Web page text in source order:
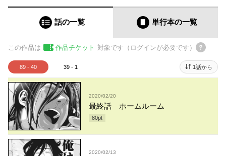
話の一覧 単行本の一覧
この作品は 作品チケット 対象です（ログインが必要です）
89 - 40 39 - 1 1話から
2020/02/20
最終話 ホームルーム
80pt
2020/02/13